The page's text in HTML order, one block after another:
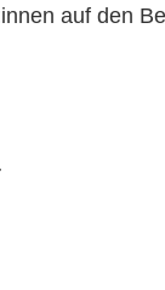
auf den